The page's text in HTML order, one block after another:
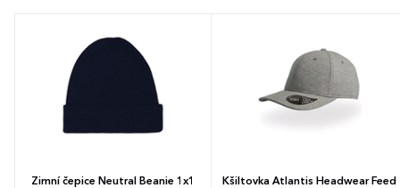
Zimní čepice Neutral Beanie 1x1 Kšiltovka Atlantis Headwear Feed